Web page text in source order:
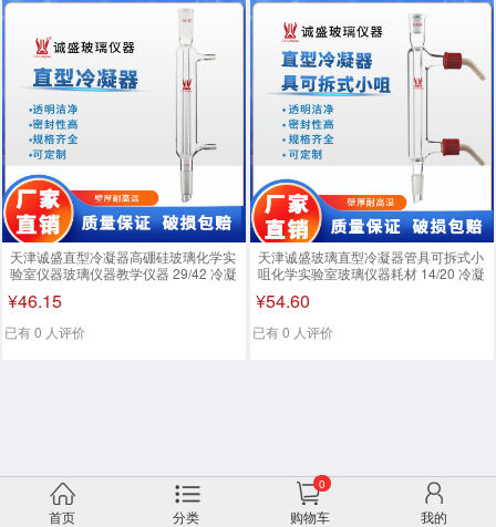
首页 分类
0
购物车 我的
天津诚盛直型冷凝器高硼硅玻璃化学实
验室仪器玻璃仪器教学仪器 29/42 冷凝
¥46.15
已有 0 人评价
天津诚盛玻璃直型冷凝器管具可拆式小
咀化学实验室玻璃仪器耗材 14/20 冷凝
¥54.60
已有 0 人评价